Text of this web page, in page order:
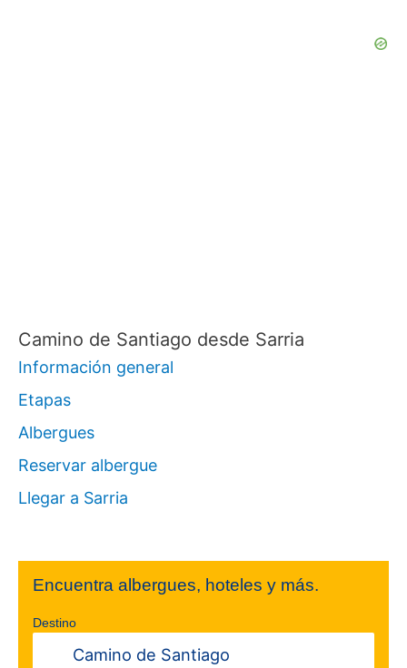
Camino de Santiago desde Sarria
Información general
Etapas
Albergues
Reservar albergue
Llegar a Sarria
Encuentra albergues, hoteles y más.
Destino